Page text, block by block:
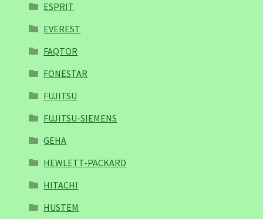
ESPRIT
EVEREST
FAQTOR
FONESTAR
FUJITSU
FUJITSU-SIEMENS
GEHA
HEWLETT-PACKARD
HITACHI
HUSTEM